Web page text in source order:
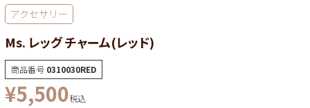
アクセサリー
Ms. レッグ チャーム(レッド)
商品番号 0310030RED
¥5,500税込